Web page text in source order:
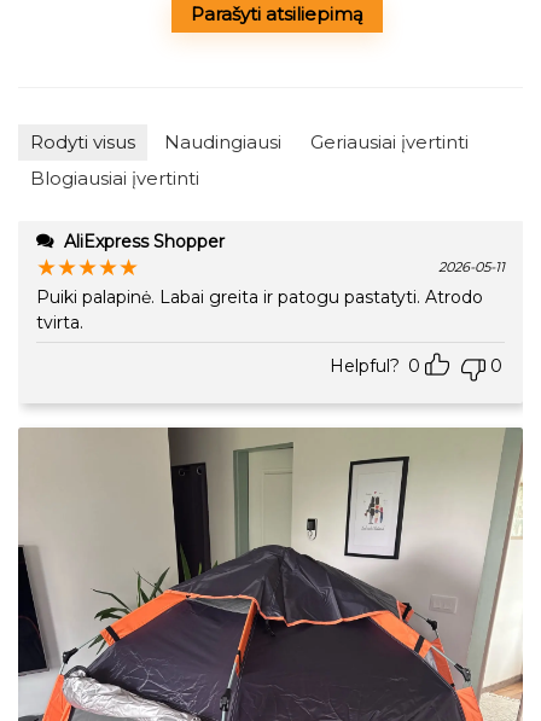
Parašyti atsiliepimą
Rodyti visus Naudingiausi
Geriausiai įvertinti
Blogiausiai įvertinti
AliExpress Shopper
★★★★★ 2026-05-11
Puiki palapinė. Labai greita ir patogu pastatyti. Atrodo
tvirta.
Helpful? 0 0